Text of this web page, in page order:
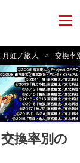
月虹ノ旅人 > 交換率
換率別の